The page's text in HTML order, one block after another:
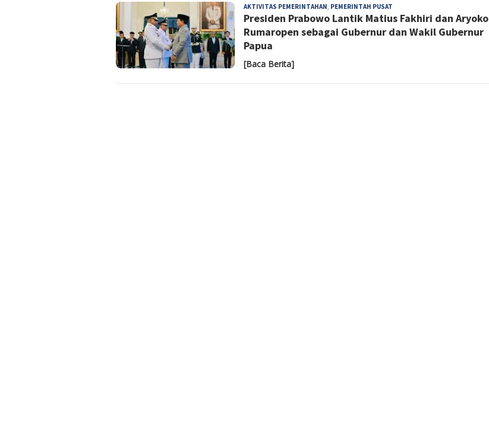
AKTIVITAS PEMERINTAHAN, PEMERINTAH PUSAT
Sulastri
Presiden Prabowo Lantik Matius Fakhiri dan Aryoko
Rumaropen sebagai Gubernur dan Wakil Gubernur
Papua
[Baca Berita]